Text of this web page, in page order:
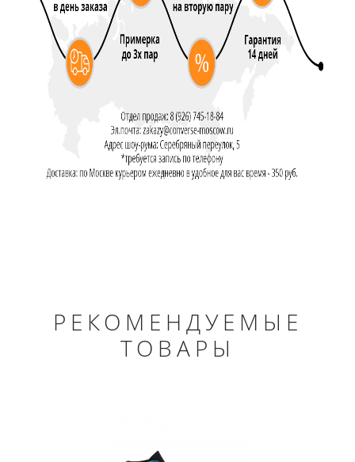
РЕКОМЕНДУЕМЫЕ
ТОВАРЫ